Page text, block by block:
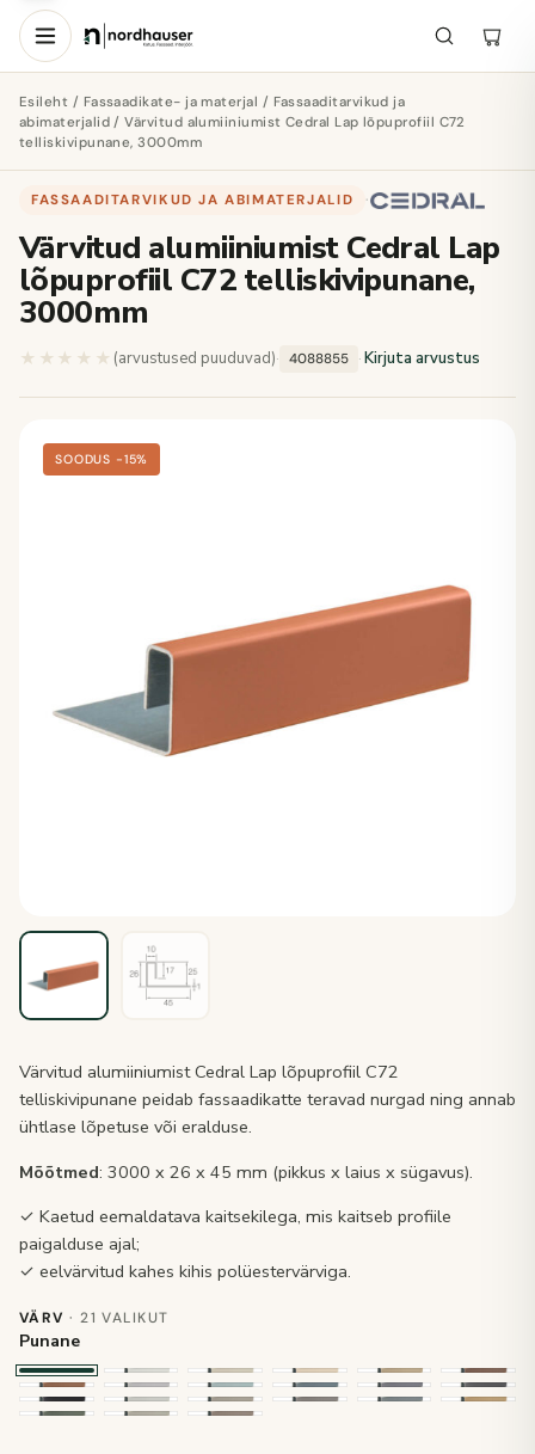
Esileht / Fassaadikate- ja materjal / Fassaaditarvikud ja
abimaterjalid/ Värvitud alumiiniumist Cedral Lap lõpuprofiil C72
telliskivipunane, 3000mm
FASSAADITARVIKUD JA ABIMATERJALID ·
Värvitud alumiiniumist Cedral Lap
lõpuprofiil C72 telliskivipunane,
3000mm
★★★★★ ★★★★★
(arvustused puuduvad)· 4088855 ·Kirjuta arvustus
SOODUS −15%
Värvitud alumiiniumist Cedral Lap lõpuprofiil C72
telliskivipunane peidab fassaadikatte teravad nurgad ning annab
ühtlase lõpetuse või eralduse.
Mõõtmed: 3000 x 26 x 45 mm (pikkus x laius x sügavus).
✓ Kaetud eemaldatava kaitsekilega, mis kaitseb profiile
paigalduse ajal;
✓ eelvärvitud kahes kihis polüestervärviga.
VÄRV · 21 VALIKUT
Punane